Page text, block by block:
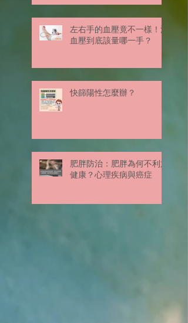
左右手的血壓竟不一樣！測
血壓到底該量哪一手？
快篩陽性怎麼辦？
肥胖防治：肥胖為何不利於
健康？心理疾病與癌症